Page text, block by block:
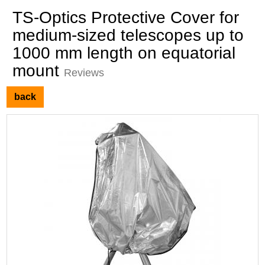
TS-Optics Protective Cover for
medium-sized telescopes up to
1000 mm length on equatorial
mount Reviews
back